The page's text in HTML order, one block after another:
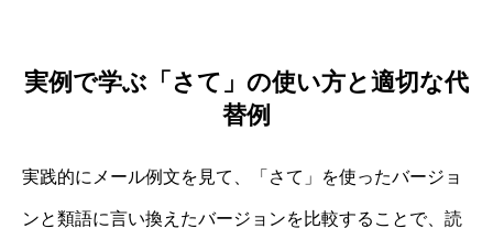
実例で学ぶ「さて」の使い方と適切な代
替例
実践的にメール例文を見て、「さて」を使ったバージョ
ンと類語に言い換えたバージョンを比較することで、読